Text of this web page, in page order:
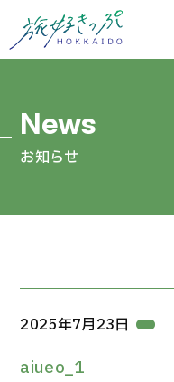
お知らせ
2025年7月23日
aiueo_1